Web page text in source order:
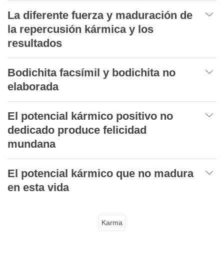
La diferente fuerza y maduración de
la repercusión kármica y los
resultados
Bodichita facsímil y bodichita no
elaborada
El potencial kármico positivo no
dedicado produce felicidad
mundana
El potencial kármico que no madura
en esta vida
Karma